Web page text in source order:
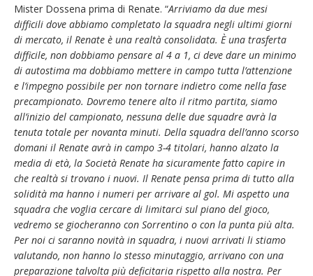
Mister Dossena prima di Renate. “Arriviamo da due mesi
difficili dove abbiamo completato la squadra negli ultimi giorni
di mercato, il Renate è una realtà consolidata. È una trasferta
difficile, non dobbiamo pensare al 4 a 1, ci deve dare un minimo
di autostima ma dobbiamo mettere in campo tutta l’attenzione
e l’impegno possibile per non tornare indietro come nella fase
precampionato. Dovremo tenere alto il ritmo partita, siamo
all’inizio del campionato, nessuna delle due squadre avrà la
tenuta totale per novanta minuti. Della squadra dell’anno scorso
domani il Renate avrà in campo 3-4 titolari, hanno alzato la
media di età, la Società Renate ha sicuramente fatto capire in
che realtà si trovano i nuovi. Il Renate pensa prima di tutto alla
solidità ma hanno i numeri per arrivare al gol. Mi aspetto una
squadra che voglia cercare di limitarci sul piano del gioco,
vedremo se giocheranno con Sorrentino o con la punta più alta.
Per noi ci saranno novità in squadra, i nuovi arrivati li stiamo
valutando, non hanno lo stesso minutaggio, arrivano con una
preparazione talvolta più deficitaria rispetto alla nostra. Per